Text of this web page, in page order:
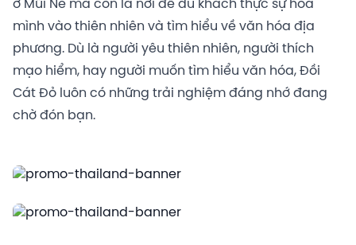
ở Mũi Né mà còn là nơi để du khách thực sự hòa
mình vào thiên nhiên và tìm hiểu về văn hóa địa
phương. Dù là người yêu thiên nhiên, người thích
mạo hiểm, hay người muốn tìm hiểu văn hóa, Đồi
Cát Đỏ luôn có những trải nghiệm đáng nhớ đang
chờ đón bạn.